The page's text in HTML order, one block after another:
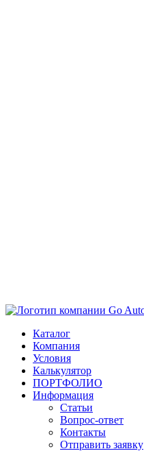
Каталог
Компания
Условия
Калькулятор
ПОРТФОЛИО
Информация
Статьи
Вопрос-ответ
Контакты
Отправить заявку